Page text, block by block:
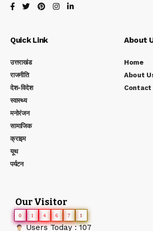
Quick Link
उत्तराखंड
राजनीति
देश-विदेश
स्वास्थ्य
मनोरंजन
सामाजिक
क्राइम
यूथ
पर्यटन
About
Home
About
Contact
Our Visitor
0 1 4 6 7 1
Users Today : 107